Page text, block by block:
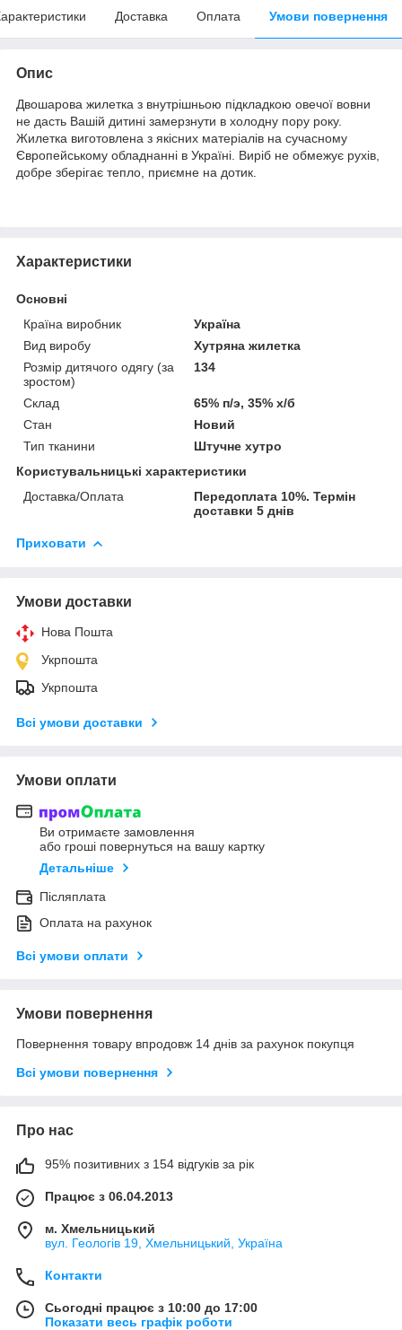
Доставка Оплата Умови повернення
Опис
Двошарова жилетка з внутрішньою підкладкою овечої вовни
не дасть Вашій дитині замерзнути в холодну пору року.
Жилетка виготовлена з якісних матеріалів на сучасному
Європейському обладнанні в Україні. Виріб не обмежує рухів,
добре зберігає тепло, приємне на дотик.
Характеристики
Основні
Країна виробник
Україна
Вид виробу
Хутряна жилетка
Розмір дитячого одягу (за
зростом)
134
Склад
65% п/э, 35% х/б
Стан
Новий
Тип тканини
Штучне хутро
Користувальницькі характеристики
Доставка/Оплата
Передоплата 10%. Термін
доставки 5 днів
Приховати
Умови доставки
Нова Пошта
Укрпошта
Укрпошта
Всі умови доставки
Умови оплати
Ви отримаєте замовлення
або гроші повернуться на вашу картку
Детальніше
Післяплата
Оплата на рахунок
Всі умови оплати
Умови повернення
Повернення товару впродовж 14 днів за рахунок покупця
Всі умови повернення
Про нас
95% позитивних з 154 відгуків за рік
Працює з 06.04.2013
м. Хмельницький
вул. Геологів 19, Хмельницький, Україна
Контакти
Сьогодні працює з 10:00 до 17:00
Показати весь графік роботи